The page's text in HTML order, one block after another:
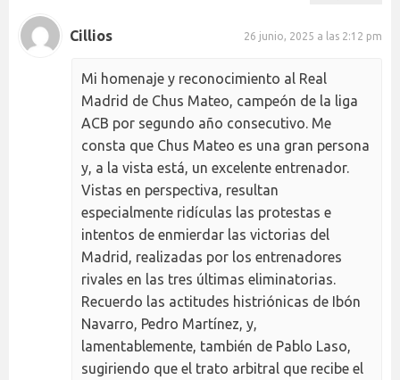
Cillios 26 junio, 2025 a las 2:12 pm
Mi homenaje y reconocimiento al Real
Madrid de Chus Mateo, campeón de la liga
ACB por segundo año consecutivo. Me
consta que Chus Mateo es una gran persona
y, a la vista está, un excelente entrenador.
Vistas en perspectiva, resultan
especialmente ridículas las protestas e
intentos de enmierdar las victorias del
Madrid, realizadas por los entrenadores
rivales en las tres últimas eliminatorias.
Recuerdo las actitudes histriónicas de Ibón
Navarro, Pedro Martínez, y,
lamentablemente, también de Pablo Laso,
sugiriendo que el trato arbitral que recibe el